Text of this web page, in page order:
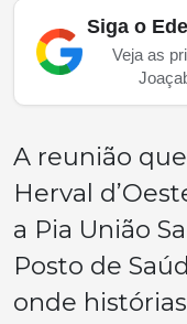
Siga o
Veja as
A reunião
Herval
a Pia União
Posto de
onde